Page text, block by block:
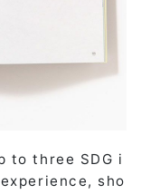
to three SDG i
sho